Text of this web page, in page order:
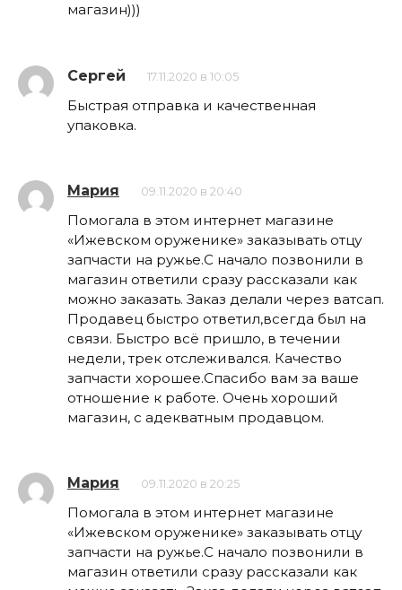
магазин)))
Сергей 17.11.2020 в 10:05
Быстрая отправка и качественная
упаковка.
Мария 09.11.2020 в 20:40
Помогала в этом интернет магазине
«Ижевском оруженике» заказывать отцу
запчасти на ружье.С начало позвонили в
магазин ответили сразу рассказали как
можно заказать. Заказ делали через ватсап.
Продавец быстро ответил,всегда был на
связи. Быстро всё пришло, в течении
недели, трек отслеживался. Качество
запчасти хорошее.Спасибо вам за ваше
отношение к работе. Очень хороший
магазин, с адекватным продавцом.
Мария 09.11.2020 в 20:25
Помогала в этом интернет магазине
«Ижевском оруженике» заказывать отцу
запчасти на ружье.С начало позвонили в
магазин ответили сразу рассказали как